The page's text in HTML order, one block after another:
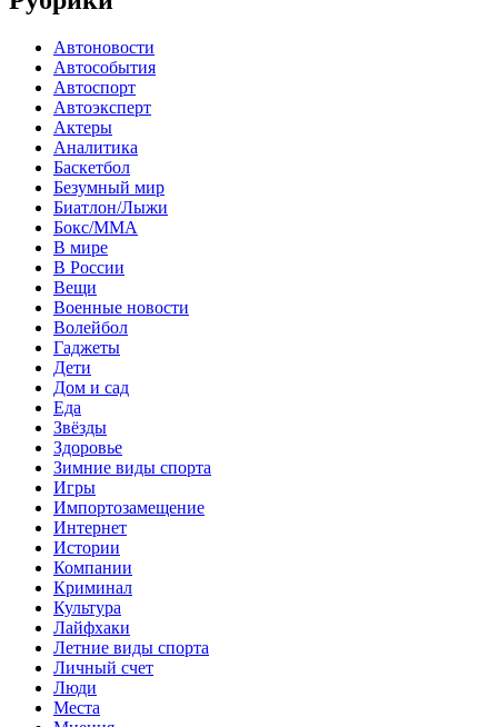
Автоновости
Автособытия
Автоспорт
Автоэксперт
Актеры
Аналитика
Баскетбол
Безумный мир
Биатлон/Лыжи
Бокс/MMA
В мире
В России
Вещи
Военные новости
Волейбол
Гаджеты
Дети
Дом и сад
Еда
Звёзды
Здоровье
Зимние виды спорта
Игры
Импортозамещение
Интернет
Истории
Компании
Криминал
Культура
Лайфхаки
Летние виды спорта
Личный счет
Люди
Места